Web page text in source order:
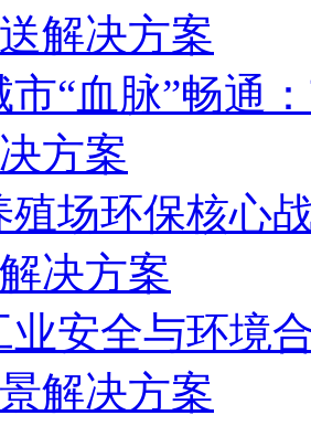
解决方案
市“血脉”畅通
方案
殖场环保核心
决方案
业安全与环境
解决方案